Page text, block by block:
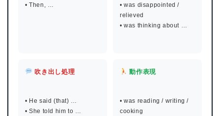
• Then, …
• was disappointed /
relieved
• was thinking about …
吹き出し処理
• He said (that) …
• She told him to …
動作表現
• was reading / writing /
cooking